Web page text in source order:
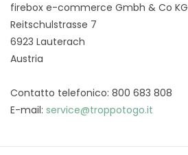
firebox e-commerce Gmbh & Co KG
Reitschulstrasse 7
6923 Lauterach
Austria
Contatto telefonico: 800 683 808
E-mail: service@troppotogo.it